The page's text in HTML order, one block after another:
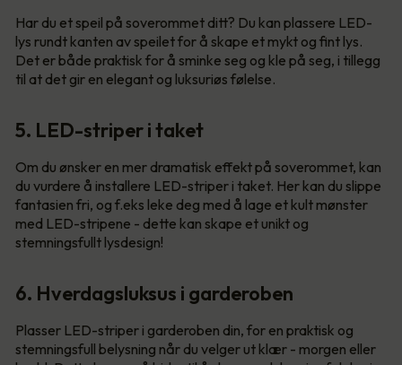
Har du et speil på soverommet ditt? Du kan plassere LED-
lys rundt kanten av speilet for å skape et mykt og fint lys.
Det er både praktisk for å sminke seg og kle på seg, i tillegg
til at det gir en elegant og luksuriøs følelse.
5. LED-striper i taket
Om du ønsker en mer dramatisk effekt på soverommet, kan
du vurdere å installere LED-striper i taket. Her kan du slippe
fantasien fri, og f.eks leke deg med å lage et kult mønster
med LED-stripene - dette kan skape et unikt og
stemningsfullt lysdesign!
6. Hverdagsluksus i garderoben
Plasser LED-striper i garderoben din, for en praktisk og
stemningsfull belysning når du velger ut klær - morgen eller